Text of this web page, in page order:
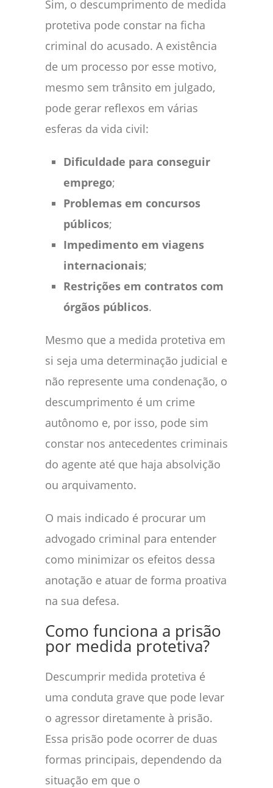
Sim, o descumprimento de medida
protetiva pode constar na ficha
criminal do acusado. A existência
de um processo por esse motivo,
mesmo sem trânsito em julgado,
pode gerar reflexos em várias
esferas da vida civil:
Dificuldade para conseguir
emprego;
Problemas em concursos
públicos;
Impedimento em viagens
internacionais;
Restrições em contratos com
órgãos públicos.
Mesmo que a medida protetiva em
si seja uma determinação judicial e
não represente uma condenação, o
descumprimento é um crime
autônomo e, por isso, pode sim
constar nos antecedentes criminais
do agente até que haja absolvição
ou arquivamento.
O mais indicado é procurar um
advogado criminal para entender
como minimizar os efeitos dessa
anotação e atuar de forma proativa
na sua defesa.
Como funciona a prisão
por medida protetiva?
Descumprir medida protetiva é
uma conduta grave que pode levar
o agressor diretamente à prisão.
Essa prisão pode ocorrer de duas
formas principais, dependendo da
situação em que o